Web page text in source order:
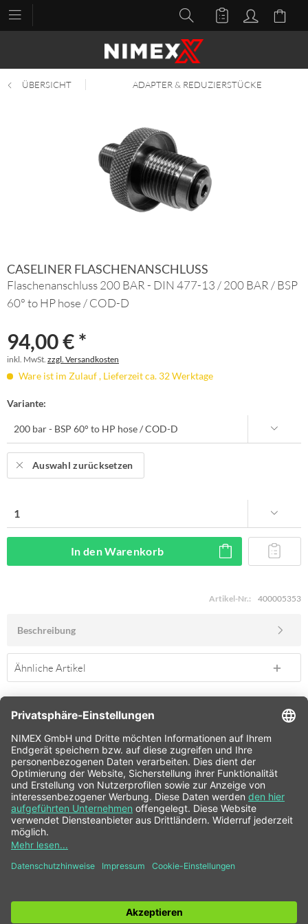
ÜBERSICHT ADAPTER & REDUZIERSTÜCKE
CASELINER FLASCHENANSCHLUSS
Flaschenanschluss 200 BAR - DIN 477-13 / 200 BAR / BSP
60° to HP hose / COD-D
94,00 € *
inkl. MwSt. zzgl. Versandkosten
Ware ist im Zulauf , Lieferzeit ca. 32 Werktage
Variante:
Auswahl zurücksetzen
In denWarenkorb
Artikel-Nr.: 400005353
Beschreibung
Ähnliche Artikel
SERVICE HOTLINE
SHOP SERVICE
INFORMATIONEN
NEWSLETTER
* Alle Preise inkl. gesetzl. Mehrwertsteuer zzgl.Versandkosten
Nachnahmegebühren, wenn nicht anders beschrieben